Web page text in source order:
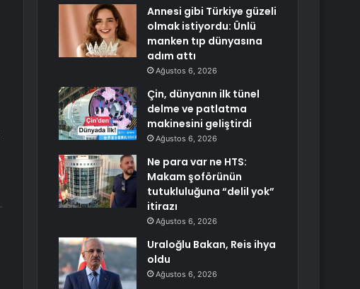
Annesi gibi Türkiye güzeli
olmak istiyordu: Ünlü
manken tıp dünyasına
adım attı
Ağustos 6, 2026
Çin, dünyanın ilk tünel
delme ve patlatma
makinesini geliştirdi
Ağustos 6, 2026
Ne para var ne HTS:
Makam şoförünün
tutukluluğuna “delil yok”
itirazı
Ağustos 6, 2026
Uraloğlu Bakan, Reis ihya
oldu
Ağustos 6, 2026